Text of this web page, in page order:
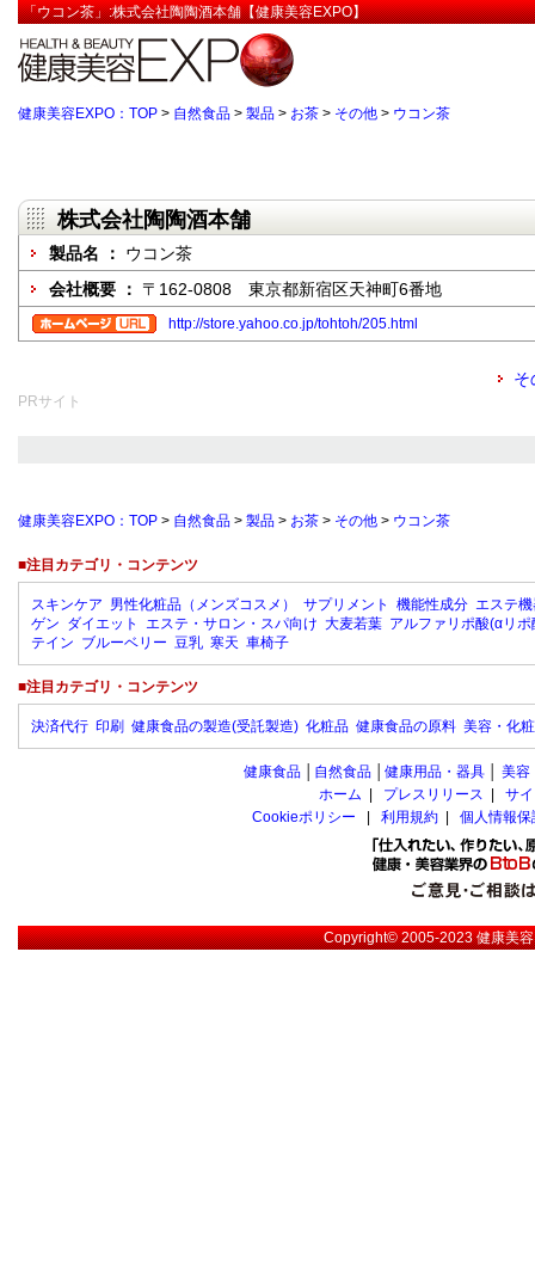
「ウコン茶」:株式会社陶陶酒本舗【健康美容EXPO】
健康美容EXPO：TOP > 自然食品 > 製品 > お茶 > その他 > ウコン茶
株式会社陶陶酒本舗
製品名 ： ウコン茶
会社概要 ： 〒162-0808 東京都新宿区天神町6番地
http://store.yahoo.co.jp/tohtoh/205.html
そ
PRサイト
健康美容EXPO：TOP > 自然食品 > 製品 > お茶 > その他 > ウコン茶
■注目カテゴリ・コンテンツ
スキンケア 男性化粧品（メンズコスメ） サプリメント 機能性成分 エステ
ゲン ダイエット エステ・サロン・スパ向け 大麦若葉 アルファリポ酸(αリポ
テイン ブルーベリー 豆乳 寒天 車椅子
■注目カテゴリ・コンテンツ
決済代行 印刷 健康食品の製造(受託製造) 化粧品 健康食品の原料 美容・化
健康食品 自然食品 健康用品・器具 美容
ホーム
プレスリリース
サ
Cookieポリシー
利用規約 個人情報
Copyright© 2005-2023健康美